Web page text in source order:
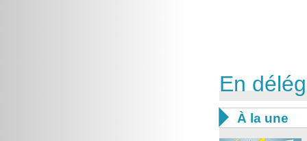
En
 À la une